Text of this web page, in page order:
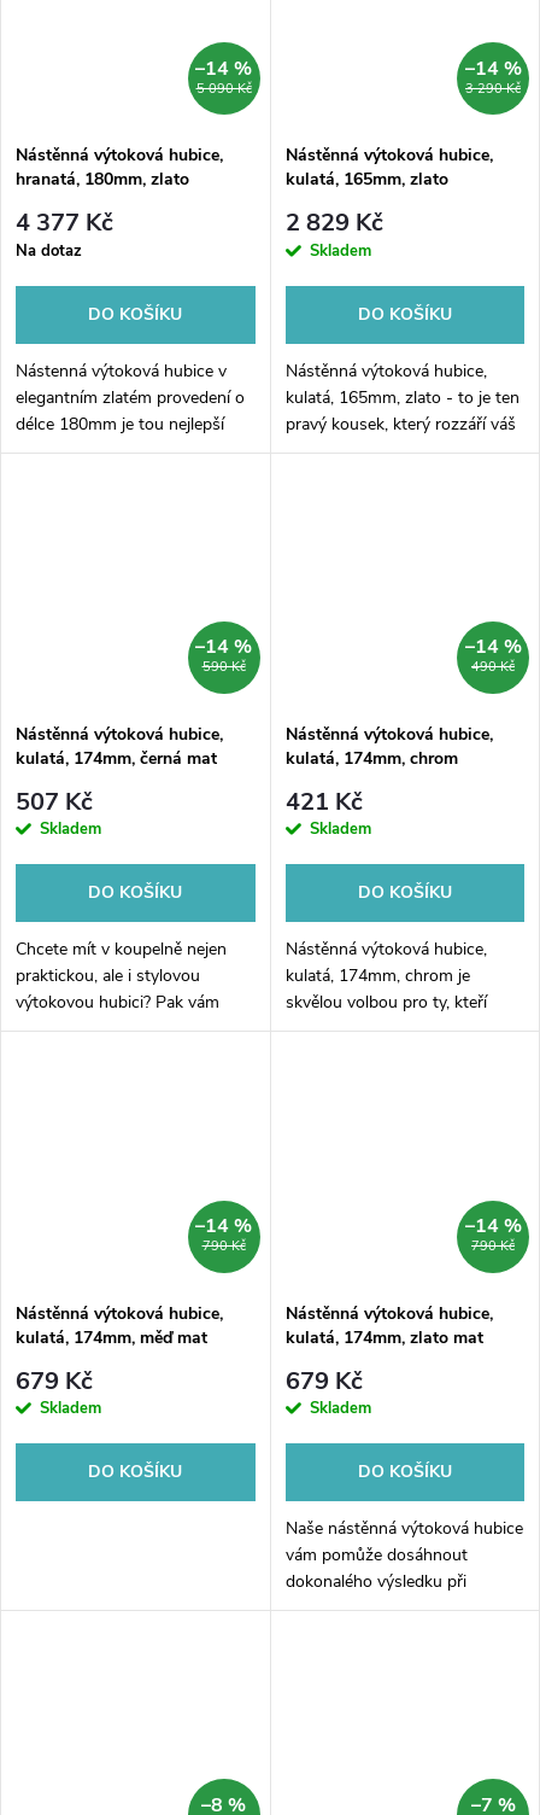
5 090 Kč
–14 %
Nástěnná výtoková hubice,
hranatá, 180mm, zlato
4 377 Kč
Na dotaz
DO KOŠÍKU
Nástenná výtoková hubice v
elegantním zlatém provedení o
délce 180mm je tou nejlepší
volbou pro vaši koupelnu. Její
3 290 Kč
–14 %
Nástěnná výtoková hubice,
kulatá, 165mm, zlato
2 829 Kč
Skladem
DO KOŠÍKU
Nástěnná výtoková hubice,
kulatá, 165mm, zlato - to je ten
pravý kousek, který rozzáří váš
dům. Tato výtoková hubice není
590 Kč
–14 %
Nástěnná výtoková hubice,
kulatá, 174mm, černá mat
507 Kč
Skladem
DO KOŠÍKU
Chcete mít v koupelně nejen
praktickou, ale i stylovou
výtokovou hubici? Pak vám
představujeme naši novinku -
490 Kč
–14 %
Nástěnná výtoková hubice,
kulatá, 174mm, chrom
421 Kč
Skladem
DO KOŠÍKU
Nástěnná výtoková hubice,
kulatá, 174mm, chrom je
skvělou volbou pro ty, kteří
chtějí modernizovat svou
790 Kč
–14 %
Nástěnná výtoková hubice,
kulatá, 174mm, měď mat
679 Kč
Skladem
DO KOŠÍKU
790 Kč
–14 %
Nástěnná výtoková hubice,
kulatá, 174mm, zlato mat
679 Kč
Skladem
DO KOŠÍKU
Naše nástěnná výtoková hubice
vám pomůže dosáhnout
dokonalého výsledku při
instalaci vaší koupelnové
–8 % –7 %